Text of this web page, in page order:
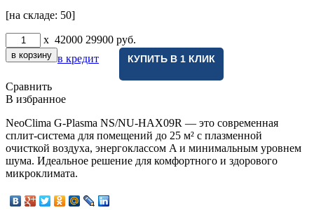
[на складе: 50]
x 42000 29900 руб.
в кредит
КУПИТЬ В 1 КЛИК
Сравнить
В избранное
NeoClima G-Plasma NS/NU-HAX09R — это современная
сплит-система для помещений до 25 м² с плазменной
очисткой воздуха, энергоклассом A и минимальным уровнем
шума. Идеальное решение для комфортного и здорового
микроклимата.